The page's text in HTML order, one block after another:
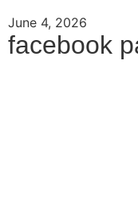
June 4, 2026
facebook